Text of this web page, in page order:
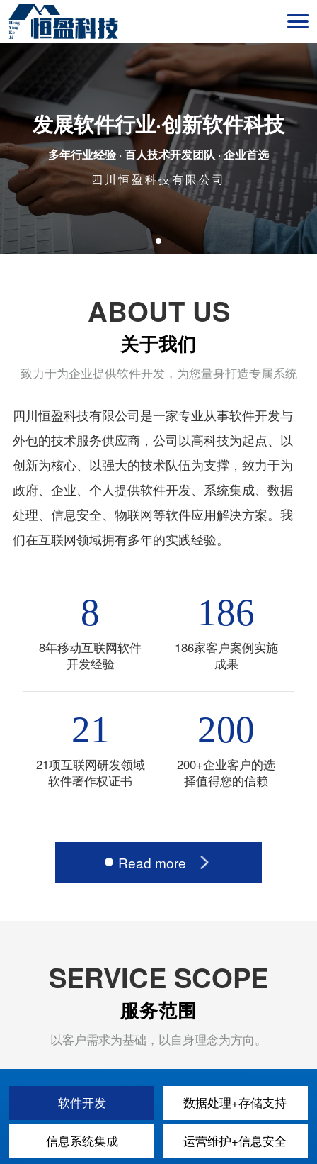
发展软件行业·创新软件科技
多年行业经验 · 百人技术开发团队 · 企业首选
四川恒盈科技有限公司
ABOUT US
关于我们
致力于为企业提供软件开发，为您量身打造专属系统
四川恒盈科技有限公司是一家专业从事软件开发与
外包的技术服务供应商，公司以高科技为起点、以
创新为核心、以强大的技术队伍为支撑，致力于为
政府、企业、个人提供软件开发、系统集成、数据
处理、信息安全、物联网等软件应用解决方案。我
们在互联网领域拥有多年的实践经验。
8
8年移动互联网软件
开发经验
186
186家客户案例实施
成果
21
21项互联网研发领域
软件著作权证书
200
200+企业客户的选
择值得您的信赖
Read more
SERVICE SCOPE
服务范围
以客户需求为基础，以自身理念为方向。
软件开发 数据处理+存储支持
信息系统集成 运营维护+信息安全